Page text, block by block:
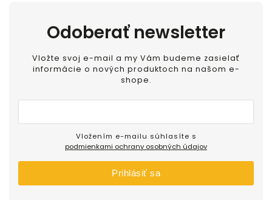
Odoberať newsletter
Vložte svoj e-mail a my Vám budeme zasielať
informácie o nových produktoch na našom e-
shope.
podmienkami ochrany osobných údajov
Prihlásiť sa